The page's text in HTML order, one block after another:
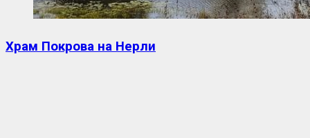
Храм Покрова на Нерли